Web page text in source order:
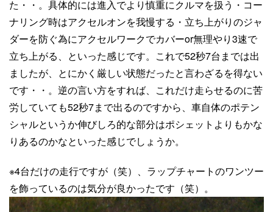
た・・。具体的には進入でより慎重にクルマを扱う・コー
ナリング時はアクセルオンを我慢する・立ち上がりのジャ
ダーを防ぐ為にアクセルワークでカバーor無理やり3速で
立ち上がる、といった感じです。これで52秒7台までは出
ましたが、とにかく厳しい状態だったと言わざるを得ない
です・・。逆の言い方をすれば、これだけ走らせるのに苦
労していても52秒7まで出るのですから、車自体のポテン
シャルというか伸びしろ的な部分はポシェットよりもかな
りあるのかなといった感じでしょうか。
※4台だけの走行ですが（笑）、ラップチャートのワンツー
を飾っているのは気分が良かったです（笑）。